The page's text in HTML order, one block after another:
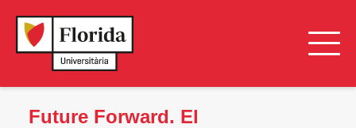
Future Forward. El